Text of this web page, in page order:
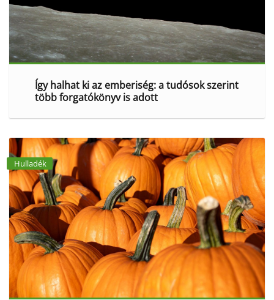
Így halhat ki az emberiség: a tudósok szerint
több forgatókönyv is adott
Hulladék